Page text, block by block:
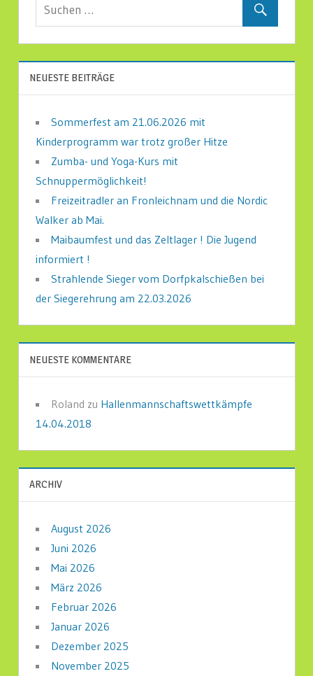
NEUESTE BEITRÄGE
Sommerfest am 21.06.2026 mit
Kinderprogramm war trotz großer Hitze
Zumba- und Yoga-Kurs mit
Schnuppermöglichkeit!
Freizeitradler an Fronleichnam und die Nordic
Walker ab Mai.
Maibaumfest und das Zeltlager ! Die Jugend
informiert !
Strahlende Sieger vom Dorfpkalschießen bei
der Siegerehrung am 22.03.2026
NEUESTE KOMMENTARE
Roland zu Hallenmannschaftswettkämpfe
14.04.2018
ARCHIV
August 2026
Juni 2026
Mai 2026
März 2026
Februar 2026
Januar 2026
Dezember 2025
November 2025